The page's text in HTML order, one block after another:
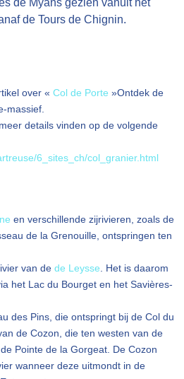
de Myans gezien vanuit het
de Tours de Chignin.
over « Col de Porte »Ontdek de
massief.
details vinden op de volgende
6_sites_ch/col_granier.html
en verschillende zijrivieren, zoals de
de la Grenouille, ontspringen ten
van de de Leysse . Het is daarom
het Lac du Bourget en het Savières-
des Pins, die ontspringt bij de Col du
de Cozon, die ten westen van de
Pointe de la Gorgeat. De Cozon
wanneer deze uitmondt in de